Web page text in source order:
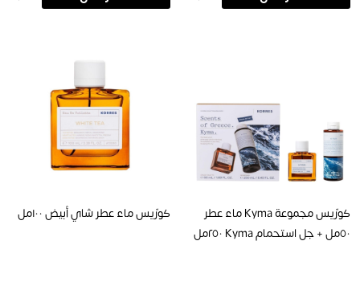
كورّيس مجموعة Kyma ماء عطر
٥٠مل + جل استحمام Kyma ٢٥٠مل
كورّيس ماء عطر شاي أبيض ١٠٠مل